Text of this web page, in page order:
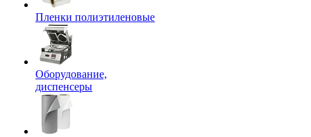
Пленки полиэтиленовые
Оборудование,
диспенсеры